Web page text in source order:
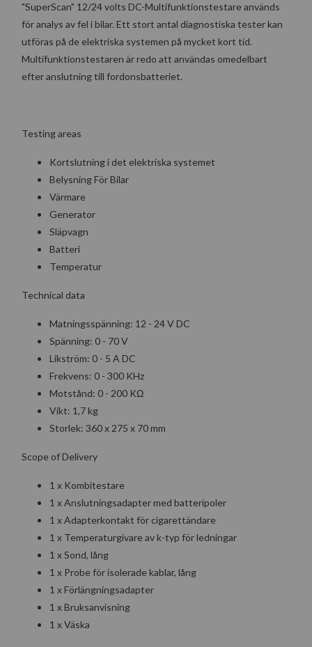
"SuperScan" 12/24 volts DC-Multifunktionstestare används
för analys av fel i bilar. Ett stort antal diagnostiska tester kan
utföras på de elektriska systemen på mycket kort tid.
Multifunktionstestaren är redo att användas omedelbart
efter anslutning till fordonsbatteriet.
Testing areas
Kortslutning i det elektriska systemet
Belysning För Bilar
Värmare
Generator
Släpvagn
Batteri
Temperatur
Technical data
Matningsspänning: 12 - 24 V DC
Spänning: 0 - 70 V
Likström: 0 - 5 A DC
Frekvens: 0 - 300 KHz
Motstånd: 0 - 200 KΩ
Vikt: 1,7 kg
Storlek: 360 x 275 x 70 mm
Scope of Delivery
1 x Kombitestare
1 x Anslutningsadapter med batteripoler
1 x Adapterkontakt för cigarettändare
1 x Temperaturgivare av k-typ för ledningar
1 x Sond, lång
1 x Probe för isolerade kablar, lång
1 x Förlängningsadapter
1 x Bruksanvisning
1 x Väska